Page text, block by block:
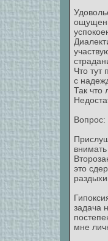
Что тут
с
Так что
Вопрос:
это
задача
мне